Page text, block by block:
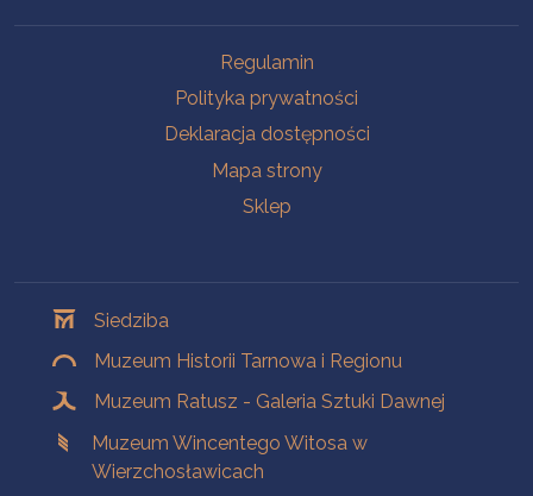
Regulamin
Polityka prywatności
Deklaracja dostępności
Mapa strony
Sklep
Siedziba
Muzeum Historii Tarnowa i Regionu
Muzeum Ratusz - Galeria Sztuki Dawnej
Muzeum Wincentego Witosa w
Wierzchosławicach